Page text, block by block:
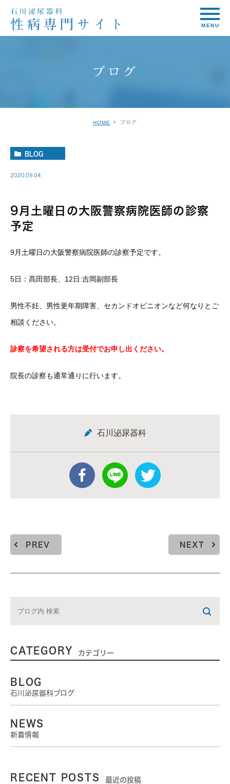
ブログ
HOME ブログ
BLOG
2020.09.04
9月土曜日の大阪警察病院医師の診察
予定
9月土曜日の大阪警察病院医師の診察予定です。
5日：髙田部長、12日:吉岡副部長
男性不妊、男性更年期障害、セカンドオピニオンなど何なりとご
相談ください。
診察を希望される方は受付でお申し出ください。
院長の診察も通常通りに行います。
石川泌尿器科
PREV NEXT
CATEGORY カテゴリー
BLOG
石川泌尿器科ブログ
NEWS
新着情報
RECENT POSTS 最近の投稿